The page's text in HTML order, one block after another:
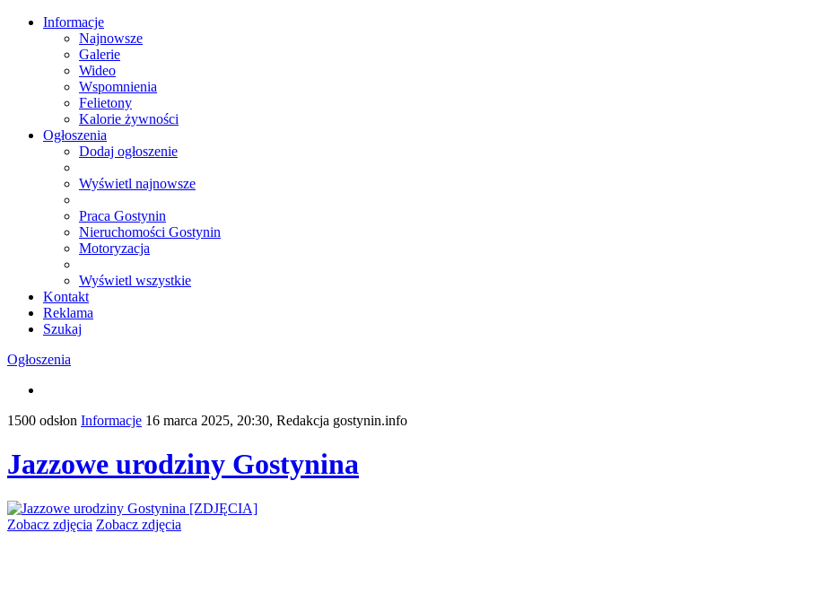
Informacje
Najnowsze
Galerie
Wideo
Wspomnienia
Felietony
Kalorie żywności
Ogłoszenia
Dodaj ogłoszenie
Wyświetl najnowsze
Praca Gostynin
Nieruchomości Gostynin
Motoryzacja
Wyświetl wszystkie
Kontakt
Reklama
Szukaj
Ogłoszenia
1500 odsłon Informacje 16 marca 2025, 20:30, Redakcja gostynin.info
Jazzowe urodziny Gostynina
Zobacz zdjęcia Zobacz zdjęcia